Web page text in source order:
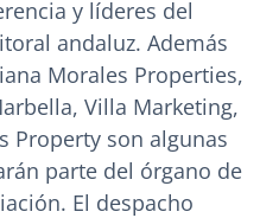
y líderes del
andaluz. Además
Morales Properties,
Villa Marketing,
Property son algunas
parte del órgano de
El despacho